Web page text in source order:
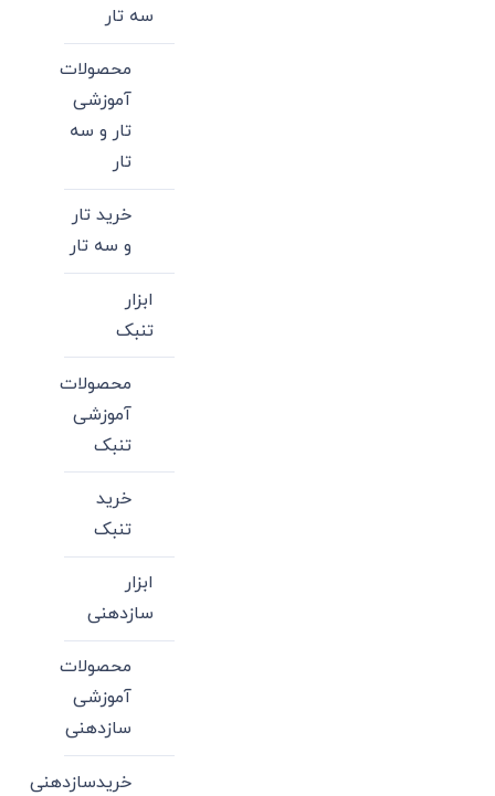
سه تار
محصولات
آموزشی
تار و سه
تار
خرید تار
و سه تار
ابزار
تنبک
محصولات
آموزشی
تنبک
خرید
تنبک
ابزار
سازدهنی
محصولات
آموزشی
سازدهنی
خریدسازدهنی